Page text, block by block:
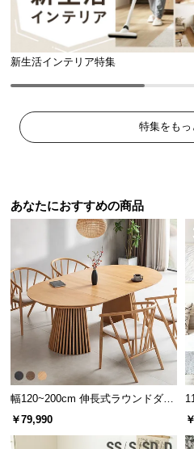
新生活インテリア特集
特集をもっ
あなたにおすすめの商品
幅120~200cm 伸長式ラウンドダイ
ニングテーブル 6人掛け 天然木突
板 美しい格子デザイン
￥79,990